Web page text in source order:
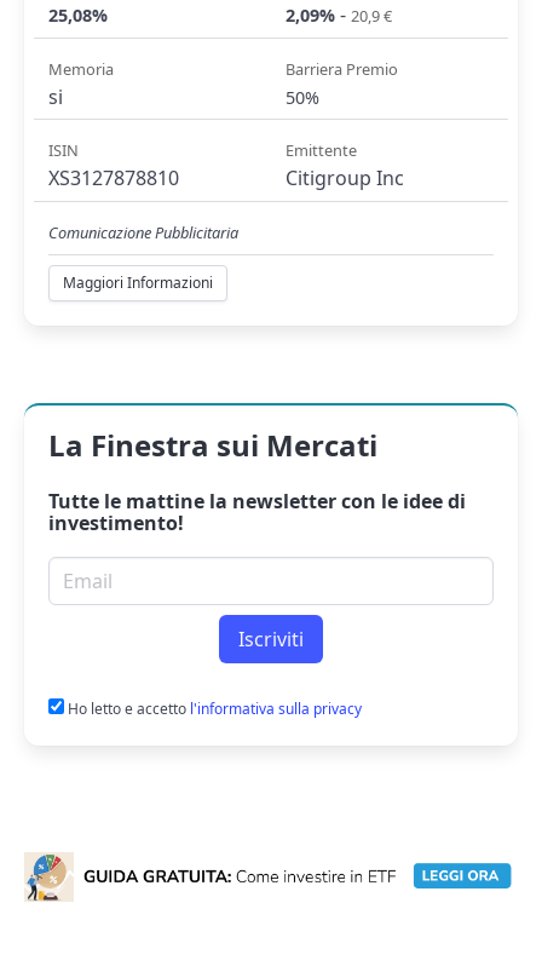
25,08% 2,09% - 20,9 €
Memoria
si
Barriera Premio
50%
ISIN
XS3127878810
Emittente
Citigroup Inc
Comunicazione Pubblicitaria
Maggiori Informazioni
La Finestra sui Mercati
Tutte le mattine la newslettercon le idee di
investimento!
Email per newsletter
Iscriviti
Ho letto e accetto l'informativa sulla privacy